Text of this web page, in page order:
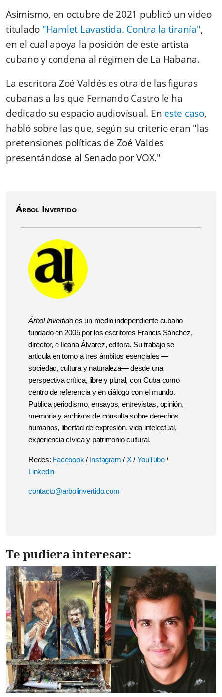
Asimismo, en octubre de 2021 publicó un video
titulado "Hamlet Lavastida. Contra la tiranía",
en el cual apoya la posición de este artista
cubano y condena al régimen de La Habana.
La escritora Zoé Valdés es otra de las figuras
cubanas a las que Fernando Castro le ha
dedicado su espacio audiovisual. En este caso,
habló sobre las que, según su criterio eran "las
pretensiones políticas de Zoé Valdes
presentándose al Senado por VOX."
Árbol Invertido
Árbol Invertidoes un medio independiente cubano
fundado en 2005 por los escritores Francis Sánchez,
director, e Ileana Álvarez, editora. Su trabajo se
articula en torno a tres ámbitos esenciales —
sociedad, cultura y naturaleza— desde una
perspectiva crítica, libre y plural, con Cuba como
centro de referencia y en diálogo con el mundo.
Publica periodismo, ensayos, entrevistas, opinión,
memoria y archivos de consulta sobre derechos
humanos, libertad de expresión, vida intelectual,
experiencia cívica y patrimonio cultural.
Redes: Facebook / Instagram / X/ YouTube /
Linkedin
contacto@arbolinvertido.com
Te pudiera interesar: